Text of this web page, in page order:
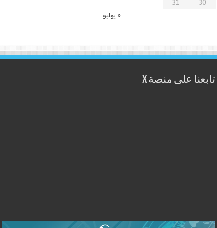
30
31
« يوليو
تابعنا على منصة X